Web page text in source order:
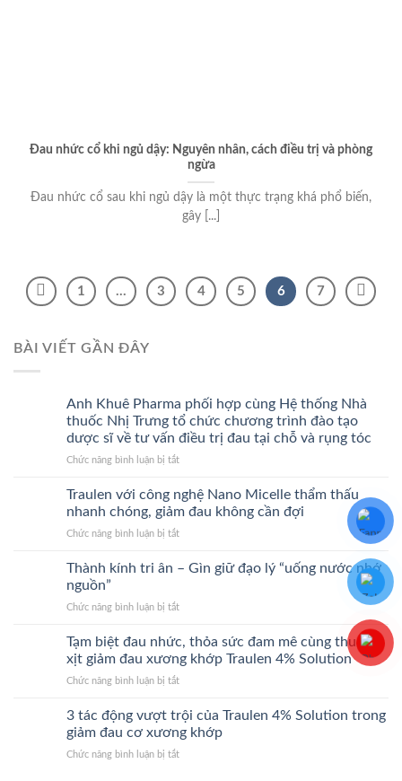
Đau nhức cổ khi ngủ dậy: Nguyên nhân, cách điều trị và phòng
ngừa
Đau nhức cổ sau khi ngủ dậy là một thực trạng khá phổ biến,
gây [...]
1 … 3 4 5 6 7
BÀI VIẾT GẦN ĐÂY
Anh Khuê Pharma phối hợp cùng Hệ thống Nhà
thuốc Nhị Trưng tổ chức chương trình đào tạo
dược sĩ về tư vấn điều trị đau tại chỗ và rụng tóc
Chức năng bình luận bị tắtở
Khuê
Pharma
hợp
Hệ
thuốc
Trưng
tổ
đào
tạo
Traulen với công nghệ Nano Micelle thẩm thấu
nhanh chóng, giảm đau không cần đợi
Chức năng bình luận bị tắtở
với
Nano
thẩm
thấu
chóng,
đau
không
Thành kính tri ân – Gìn giữ đạo lý “uống nước nhớ
nguồn”
Chức năng bình luận bị tắtở
kính
ân
–
giữ
đạo
“uống
Tạm biệt đau nhức, thỏa sức đam mê cùng thuốc
xịt giảm đau xương khớp Traulen 4% Solution
Chức năng bình luận bị tắtở
biệt
đau
nhức,
thỏa
3 tác động vượt trội của Traulen 4% Solution trong
giảm đau cơ xương khớp
Chức năng bình luận bị tắtở